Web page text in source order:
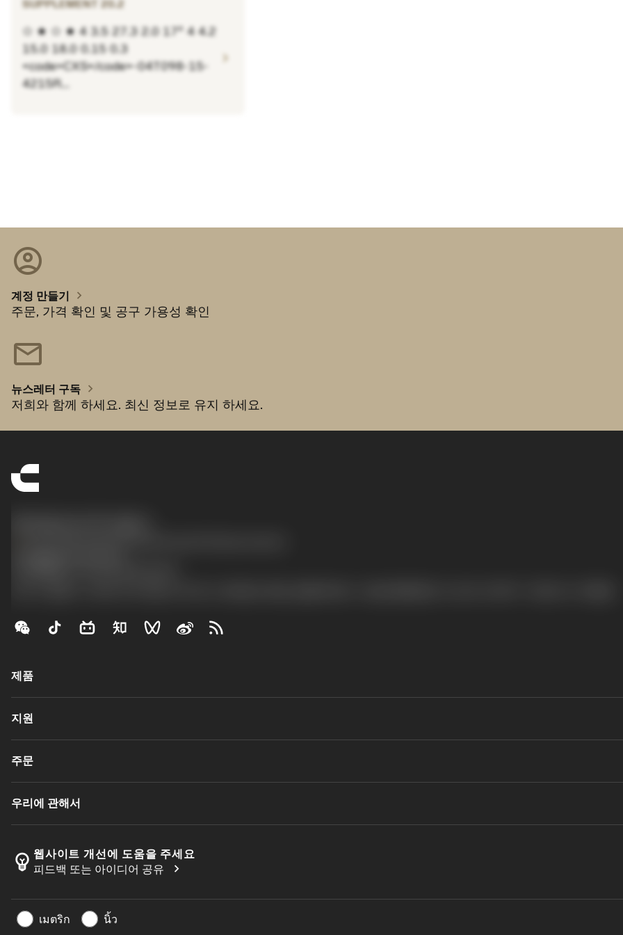
SUPPLEMENT 20.2
✩ ★ ✩ ★ 4 3.5 27.3 2.0 17° 4 4.2
15.0 18.0 0.15 0.3
<code>CXS</code>-04T098-15-
4215R...
chevron_right
account_circle
계정 만들기 chevron_right
주문, 가격 확인 및 공구 가용성 확인
mail
뉴스레터 구독 chevron_right
저희와 함께 하세요. 최신 정보로 유지 하세요.
제품
모든 소프트웨어
재활용
재연마
Tailor Made
지원
유통업체 및 전문업체
가이드 및 튜토리얼
계산기 및 앱
카탈로그 및 핸드북
주문
주문
돌아가기
주문 추적하기
견적을 작성하세요
우리에 관해서
Manufacturing Wellness
경력
기사
프레스용
emoji_objects 웹사이트 개선에 도움을 주세요
피드백 또는 아이디어 공유
chevron_right
เมตริก นิ้ว